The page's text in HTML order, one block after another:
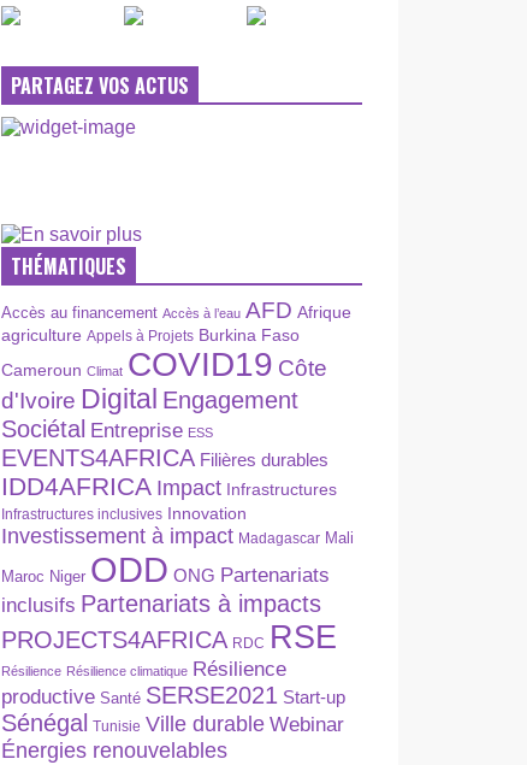
PARTAGEZ VOS ACTUS
THÉMATIQUES
Accès au financement Accès à l’eau AFD Afrique
agriculture Appels à Projets Burkina Faso
Cameroun Climat COVID19 Côte
d'Ivoire Digital Engagement
Sociétal Entreprise ESS
EVENTS4AFRICA Filières durables
IDD4AFRICA Impact Infrastructures
Infrastructures inclusives Innovation
Investissement à impact Madagascar Mali
Maroc Niger ODD ONG Partenariats
inclusifs Partenariats à impacts
PROJECTS4AFRICA RDC RSE
Résilience Résilience climatique Résilience
productive Santé SERSE2021 Start-up
Sénégal Tunisie Ville durable Webinar
Énergies renouvelables